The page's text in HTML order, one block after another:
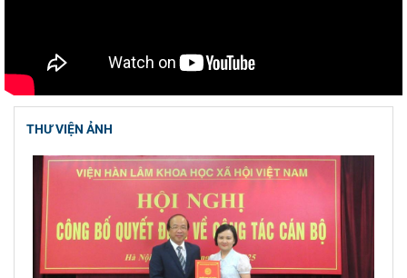
hóa Lê Quý Đôn - Di sản và giá trị thời đại”
Viện Hàn lâm Khoa học xã hội Việt Nam tham
dự Hội nghị nghiên cứu, học tập, quán triệt và
Chủ tịch Viện Hàn lâm Khoa học xã hội Việt
Nam tiếp và làm việc với Phó Giám đốc Học
viện Chính trị
THƯ VIỆN ẢNH